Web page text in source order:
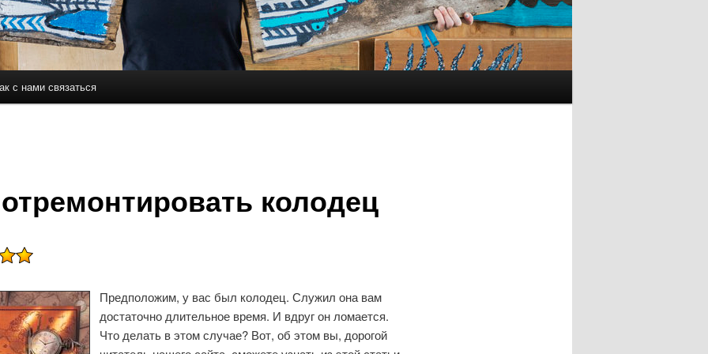
содержимому
с нами связаться
колодец
Предположим, у вас был колодец. Служил она вам
достаточно длительное время. И вдруг он ломается.
Что делать в этом случае? Вот, об этом вы, дорогой